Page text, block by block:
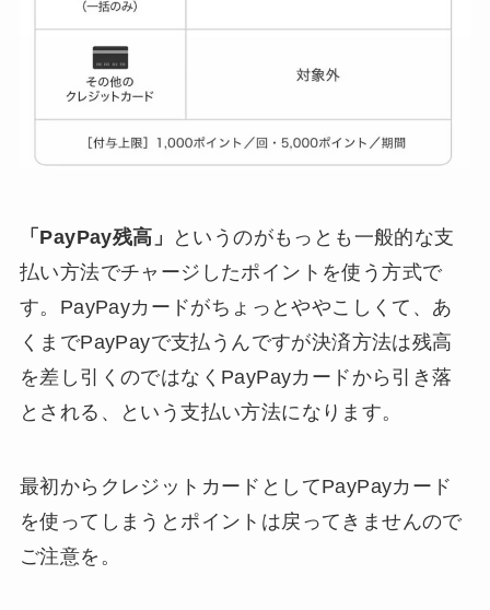
「PayPay残高」
というのがもっとも一般的な支
払い方法でチャージしたポイントを使う方式で
す。PayPayカードがちょっとややこしくて、あ
くまでPayPayで支払うんですが決済方法は残高
を差し引くのではなくPayPayカードから引き落
とされる、という支払い方法になります。
最初からクレジットカードとしてPayPayカード
を使ってしまうとポイントは戻ってきませんので
ご注意を。